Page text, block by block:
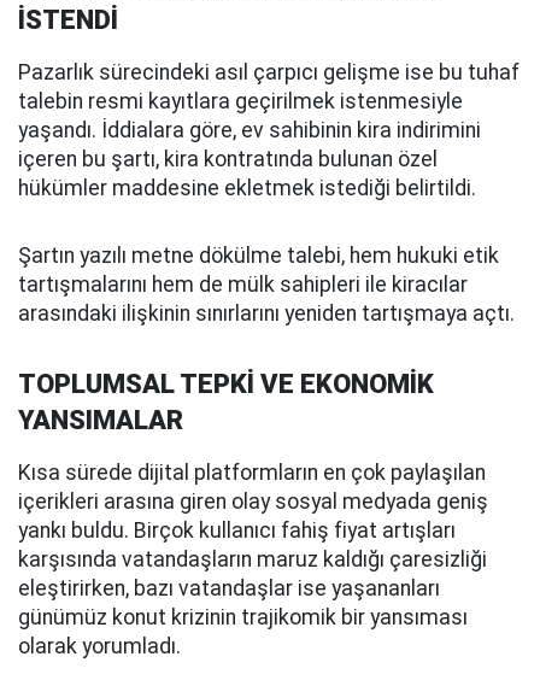
İSTENDİ
Pazarlık sürecindeki asıl çarpıcı gelişme ise bu tuhaf
talebin resmi kayıtlara geçirilmek istenmesiyle
yaşandı. İddialara göre, ev sahibinin kira indirimini
içeren bu şartı, kira kontratında bulunan özel
hükümler maddesine ekletmek istediği belirtildi.
Şartın yazılı metne dökülme talebi, hem hukuki etik
tartışmalarını hem de mülk sahipleri ile kiracılar
arasındaki ilişkinin sınırlarını yeniden tartışmaya açtı.
TOPLUMSAL TEPKİ VE EKONOMİK
YANSIMALAR
Kısa sürede dijital platformların en çok paylaşılan
içerikleri arasına giren olay sosyal medyada geniş
yankı buldu. Birçok kullanıcı fahiş fiyat artışları
karşısında vatandaşların maruz kaldığı çaresizliği
eleştirirken, bazı vatandaşlar ise yaşananları
günümüz konut krizinin trajikomik bir yansıması
olarak yorumladı.